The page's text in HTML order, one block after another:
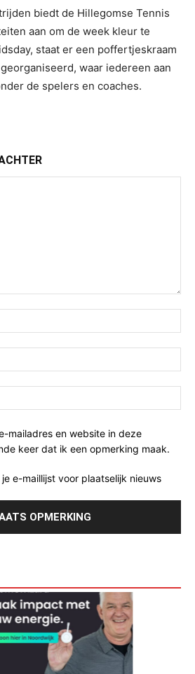
biedt de Hillegomse Tennis
aan om de week kleur te
staat er een poffertjeskraam
waar iedereen aan
de spelers en coaches.
mailadres en website in deze
keer dat ik een opmerking maak.
e-maillijst voor plaatselijk nieuws